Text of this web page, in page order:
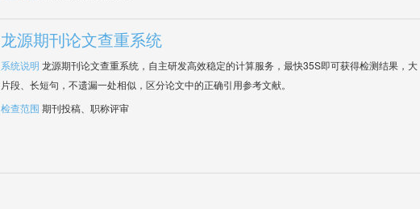
龙源期刊论文查重系统
系统说明 龙源期刊论文查重系统，自主研发高效稳定的计算服务，最快35S即可获得检测结果，大
片段、长短句，不遗漏一处相似，区分论文中的正确引用参考文献。
检查范围 期刊投稿、职称评审